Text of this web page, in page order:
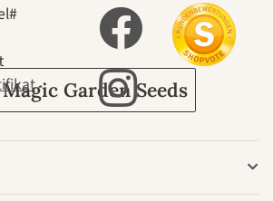
Garten
Garden Seeds